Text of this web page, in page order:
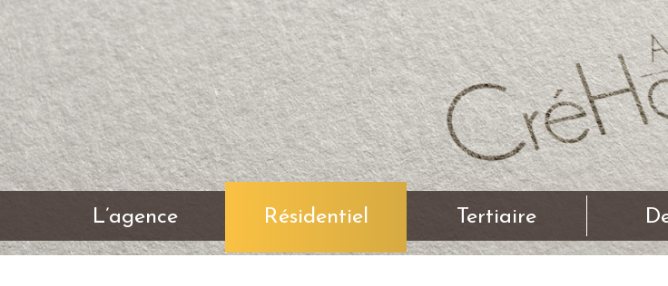
L’agence Résidentiel Tertiaire